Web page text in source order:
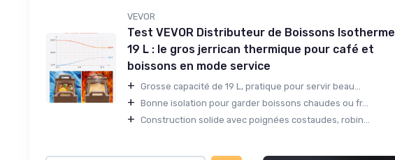
VEVOR
Test VEVOR Distributeur de Boissons Isotherme
19 L : le gros jerrican thermique pour café et
boissons en mode service
+ Grosse capacité de 19 L, pratique pour servir beau...
+ Bonne isolation pour garder boissons chaudes ou fr...
+ Construction solide avec poignées costaudes, robin...